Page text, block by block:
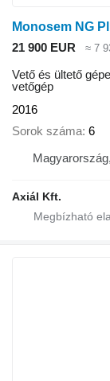
Monosem NG
21 900 EUR
≈ 7
Vető és ültető
vetőgép
2016
Sorok száma 6
Axiál Kft.